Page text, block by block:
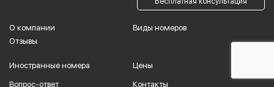
О компании
Отзывы
Виды номеров
Иностранные номера Цены
Вопрос-ответ Контакты